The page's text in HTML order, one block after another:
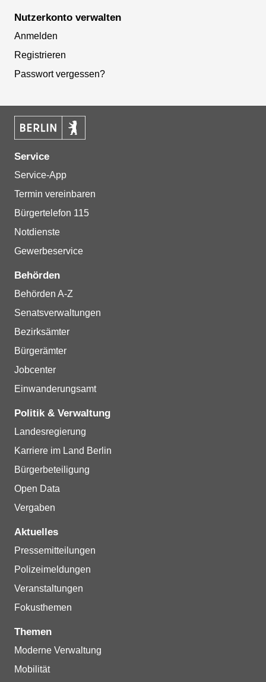
Nutzerkonto verwalten
Anmelden
Registrieren
Passwort vergessen?
Service
Service-App
Termin vereinbaren
Bürgertelefon 115
Notdienste
Gewerbeservice
Behörden
Behörden A-Z
Senatsverwaltungen
Bezirksämter
Bürgerämter
Jobcenter
Einwanderungsamt
Politik & Verwaltung
Landesregierung
Karriere im Land Berlin
Bürgerbeteiligung
Open Data
Vergaben
Aktuelles
Pressemitteilungen
Polizeimeldungen
Veranstaltungen
Fokusthemen
Themen
Moderne Verwaltung
Mobilität